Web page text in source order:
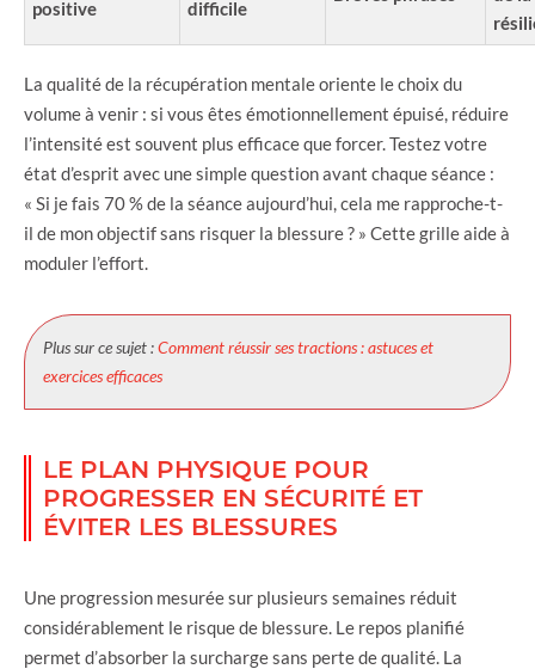
positive
difficile
La qualité de la récupération mentale oriente le choix du
volume à venir : si vous êtes émotionnellement épuisé, réduire
l’intensité est souvent plus efficace que forcer. Testez votre
état d’esprit avec une simple question avant chaque séance :
« Si je fais 70 % de la séance aujourd’hui, cela me rapproche-t-
il de mon objectif sans risquer la blessure ? » Cette grille aide à
moduler l’effort.
Plus sur ce sujet :Comment réussir ses tractions : astuces et
exercices efficaces
LE PLAN PHYSIQUE POUR
PROGRESSER EN SÉCURITÉ ET
ÉVITER LES BLESSURES
Une progression mesurée sur plusieurs semaines réduit
considérablement le risque de blessure. Le repos planifié
permet d’absorber la surcharge sans perte de qualité. La